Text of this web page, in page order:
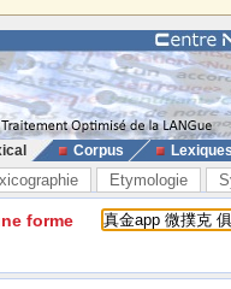
Corpus
Etymologie
forme